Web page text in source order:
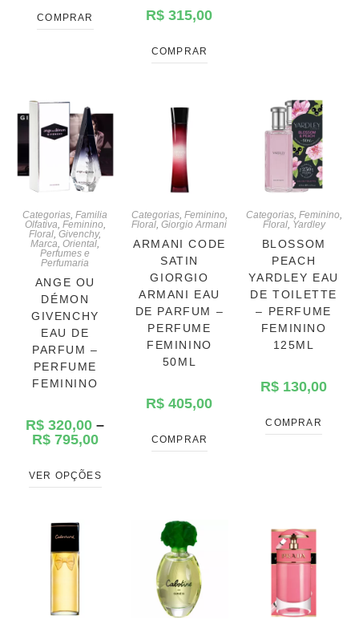
COMPRAR R$ 315,00
COMPRAR
Categorias,Familia
Olfativa, Feminino,
Floral,Givenchy,
Marca,Oriental,
Perfumes e
Perfumaria
ANGE OU
DÉMON
GIVENCHY
EAU DE
PARFUM –
PERFUME
FEMININO
R$ 320,00 –
R$795,00
VER OPÇÕES
Categorias, Feminino,
Floral,Giorgio Armani
ARMANI CODE
SATIN
GIORGIO
ARMANI EAU
DE PARFUM –
PERFUME
FEMININO
50ML
R$ 405,00
COMPRAR
Categorias, Feminino,
Floral, Yardley
BLOSSOM
PEACH
YARDLEY EAU
DE TOILETTE
– PERFUME
FEMININO
125ML
R$ 130,00
COMPRAR